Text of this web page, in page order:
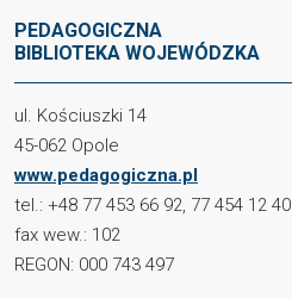
PEDAGOGICZNA
BIBLIOTEKA WOJEWÓDZKA
ul. Kościuszki 14
45-062 Opole
www.pedagogiczna.pl
tel.: +48 77 453 66 92, 77 454 12 40
fax wew.: 102
REGON: 000 743 497